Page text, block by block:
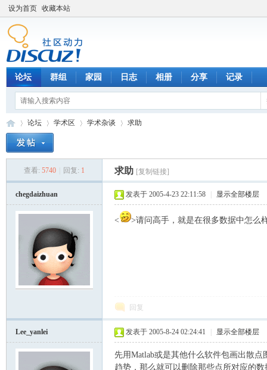
设为首页 收藏本站
论坛 群组 家园 日志 相册 分享 记录
论坛
›
学术区
›
学术杂谈
›
求助
查看: 5740 回复: 1 求助 [复制链接]
chegdaizhuan 发表于 2005-4-23 22:11:58 显示全部楼层
< >请问高手，就是在很多数据中怎么
回复
Lee_yanlei 发表于 2005-8-24 02:24:41 显示全部楼层
先用Matlab或是其他什么软件包画出散
趋势，那么就可以删除那些点所对应的数